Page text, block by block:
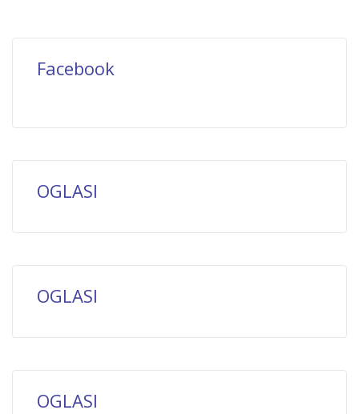
Facebook
OGLASI
OGLASI
OGLASI